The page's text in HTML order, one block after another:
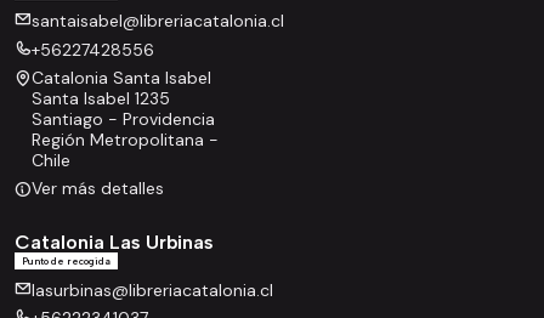
santaisabel@libreriacatalonia.cl
+56227428556
Catalonia Santa Isabel
Santa Isabel 1235
Santiago - Providencia
Región Metropolitana -
Chile
Ver más detalles
Catalonia Las Urbinas
Punto de recogida
lasurbinas@libreriacatalonia.cl